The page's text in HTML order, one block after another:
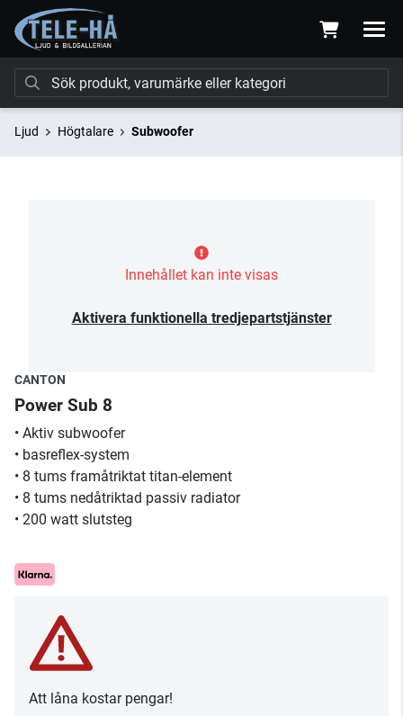
Ljud Högtalare Subwoofer
Innehållet kan inte visas
Aktivera funktionella tredjepartstjänster
CANTON
Power Sub 8
• Aktiv subwoofer
• basreflex-system
• 8 tums framåtriktat titan-element
• 8 tums nedåtriktad passiv radiator
• 200 watt slutsteg
Att låna kostar pengar!